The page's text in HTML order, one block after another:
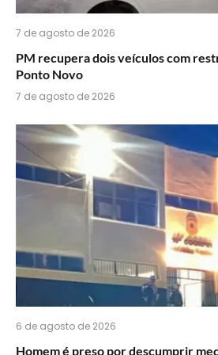
7 de agosto de 2026
PM recupera dois veículos com
Ponto Novo
7 de agosto de 2026
6 de agosto de 2026
Homem é preso por descumprir